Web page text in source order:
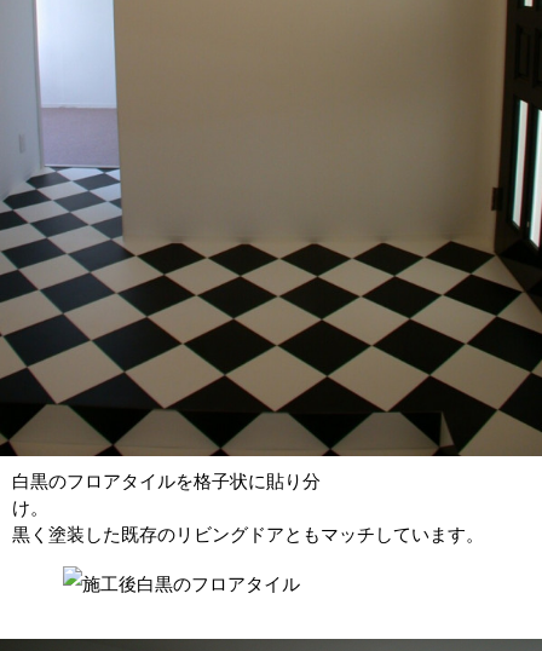
白黒のフロアタイルを格子状に貼り分
黒く塗装した既存のリビングドアともマッチしています。